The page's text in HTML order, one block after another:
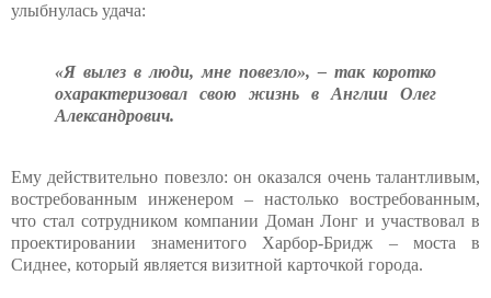
улыбнулась удача:
«Я вылез в люди, мне повезло», – так коротко
охарактеризовал свою жизнь в Англии Олег
Александрович.
Ему действительно повезло: он оказался очень талантливым,
востребованным инженером – настолько востребованным,
что стал сотрудником компании Доман Лонг и участвовал в
проектировании знаменитого Харбор-Бридж – моста в
Сиднее, который является визитной карточкой города.